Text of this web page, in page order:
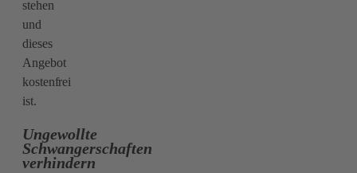
stehen
und
dieses
Angebot
kostenfrei
ist.
Ungewollte
Schwangerschaften
verhindern